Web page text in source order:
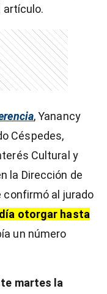
artículo.
, Yanancy
Céspedes,
Cultural y
la Dirección de
confirmó al jurado
otorgar hasta
un número
martes la